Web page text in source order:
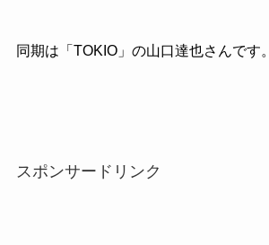
同期は「TOKIO」の山口達也さんです。
スポンサードリンク